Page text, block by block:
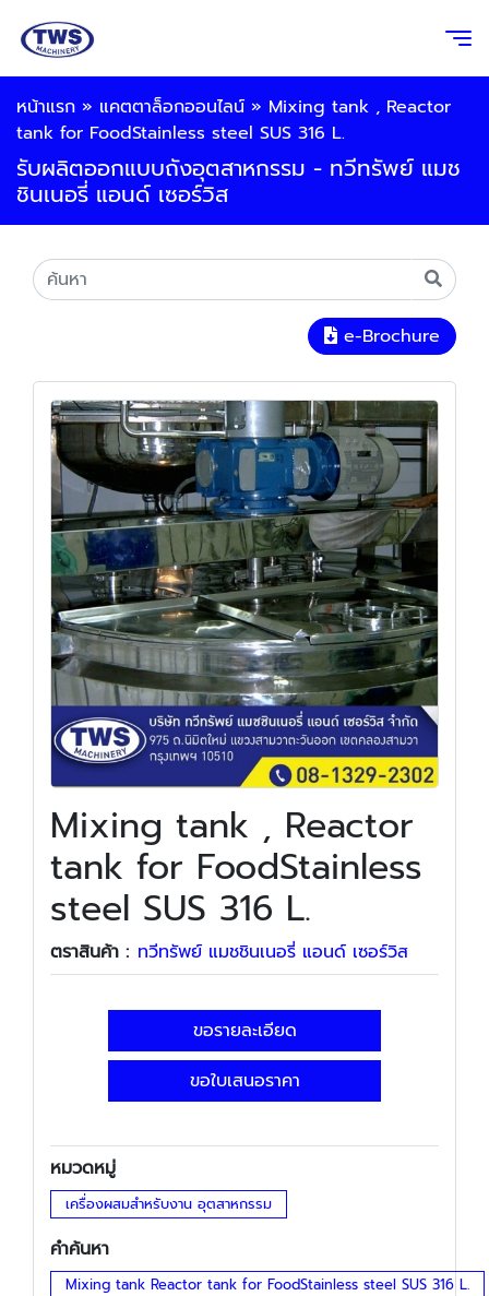
หน้าแรก » แคตตาล็อกออนไลน์ » Mixing tank , Reactor
tank for FoodStainless steel SUS 316 L.
รับผลิตออกแบบถังอุตสาหกรรม - ทวีทรัพย์ แมช
ชินเนอรี่ แอนด์ เซอร์วิส
e-Brochure
Mixing tank , Reactor
tank for FoodStainless
steel SUS 316 L.
ตราสินค้า : ทวีทรัพย์ แมชชินเนอรี่ แอนด์ เซอร์วิส
ขอรายละเอียด
ขอใบเสนอราคา
หมวดหมู่
เครื่องผสมสำหรับงาน อุตสาหกรรม
คำค้นหา
Mixing tank Reactor tank for FoodStainless steel SUS 316 L.